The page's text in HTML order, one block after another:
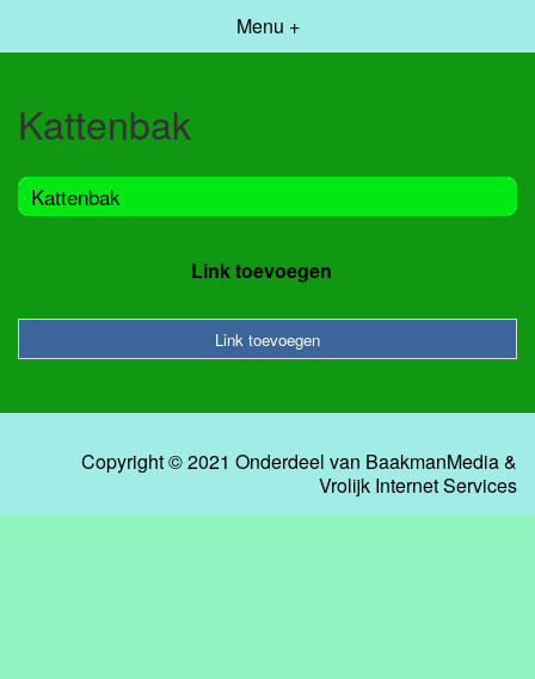
Menu +
Kattenbak
Kattenbak
Link toevoegen
Link toevoegen
Copyright © 2021 Onderdeel van BaakmanMedia&
Vrolijk Internet Services